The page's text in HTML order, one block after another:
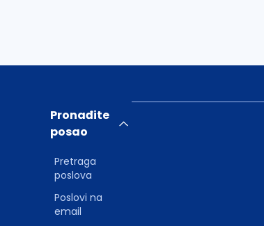
Pronađite
posao
Pretraga
poslova
Poslovi na
email